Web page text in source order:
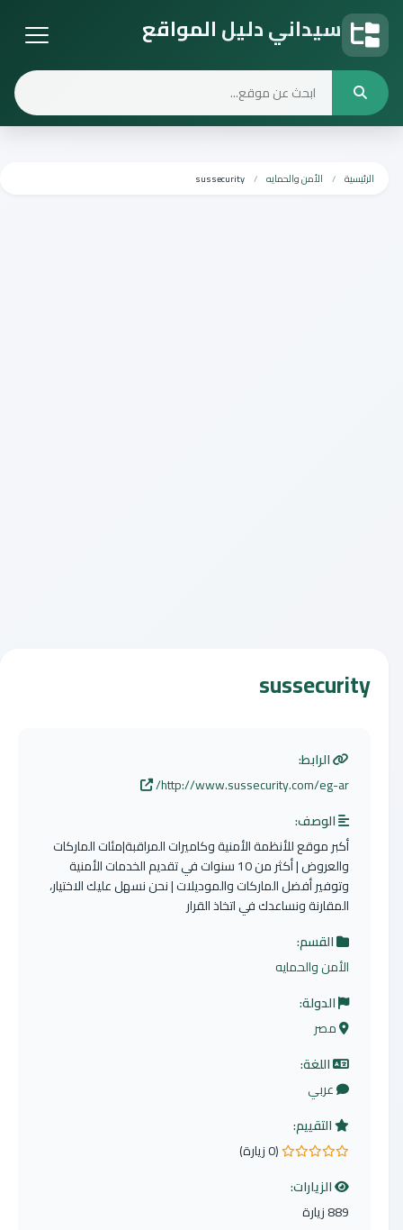
سيداني دليل المواقع
الرئيسية الأمن والحمايه sussecurity
sussecurity
الرابط:
http://www.sussecurity.com/eg-ar/
الوصف:
أكبر موقع للأنظمة الأمنية وكاميرات المراقبة|مئات الماركات
والعروض | أكثر من 10 سنوات في تقديم الخدمات الأمنية
وتوفير أفضل الماركات والموديلات | نحن نسهل عليك الاختيار،
المقارنة ونساعدك في اتخاذ القرار
القسم:
الأمن والحمايه
الدولة:
مصر
اللغة:
عربي
التقييم:
0.0 من 5 نجوم
(0 زيارة)
الزيارات:
889 زيارة